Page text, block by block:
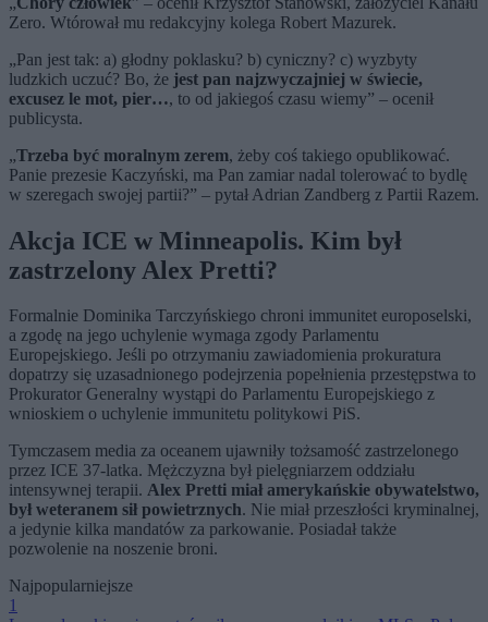
Zero. Wtórował mu redakcyjny kolega Robert Mazurek.
„Pan jest tak: a) głodny poklasku? b) cyniczny? c) wyzbyty
ludzkich uczuć? Bo, że jest pan najzwyczajniej w świecie,
excusez le mot, pier…, to od jakiegoś czasu wiemy” – ocenił
publicysta.
„Trzeba być moralnym zerem, żeby coś takiego opublikować.
Panie prezesie Kaczyński, ma Pan zamiar nadal tolerować to bydlę
w szeregach swojej partii?” – pytał Adrian Zandberg z Partii Razem.
Akcja ICE w Minneapolis. Kim był
zastrzelony Alex Pretti?
Formalnie Dominika Tarczyńskiego chroni immunitet europoselski,
a zgodę na jego uchylenie wymaga zgody Parlamentu
Europejskiego. Jeśli po otrzymaniu zawiadomienia prokuratura
dopatrzy się uzasadnionego podejrzenia popełnienia przestępstwa to
Prokurator Generalny wystąpi do Parlamentu Europejskiego z
wnioskiem o uchylenie immunitetu politykowi PiS.
Tymczasem media za oceanem ujawniły tożsamość zastrzelonego
przez ICE 37-latka. Mężczyzna był pielęgniarzem oddziału
intensywnej terapii. Alex Pretti miał amerykańskie obywatelstwo,
był weteranem sił powietrznych. Nie miał przeszłości kryminalnej,
a jedynie kilka mandatów za parkowanie. Posiadał także
pozwolenie na noszenie broni.
Najpopularniejsze
1